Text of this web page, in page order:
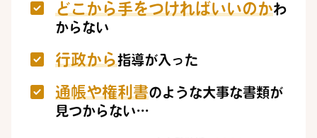
どこから手をつければいいのかわ
からない
行政から指導が入った
通帳や権利書のような大事な書類が
見つからない…